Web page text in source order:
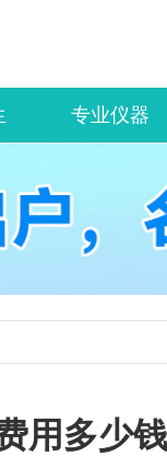
专业仪器
用多少钱